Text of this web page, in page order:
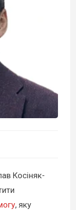
Косіняк-
, яку